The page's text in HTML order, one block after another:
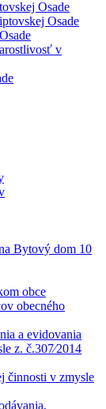
Osade
Osade
v
Bytový dom 10
obce
obecného
a evidovania
z. č.307⁄2014
činnosti v zmysle